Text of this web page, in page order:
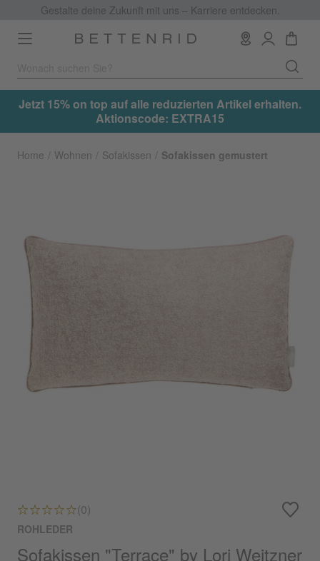
Gestalte deine Zukunft mit uns – Karriere entdecken.
Toggle
navigation
Jetzt 15% on top auf alle reduzierten Artikel erhalten.
Aktionscode: EXTRA15
Home Wohnen Sofakissen Sofakissen gemustert
(0)
ROHLEDER
Sofakissen "Terrace" by Lori Weitzner